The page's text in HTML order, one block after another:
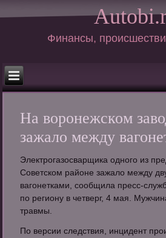
Финансы,
На воронежском
зажало между
Электрогазосварщика одного из
Советском районе зажало между
вагонетками, сообщила пресс-
по региону в четверг, 4 мая.
травмы.
По версии следствия, инцидент